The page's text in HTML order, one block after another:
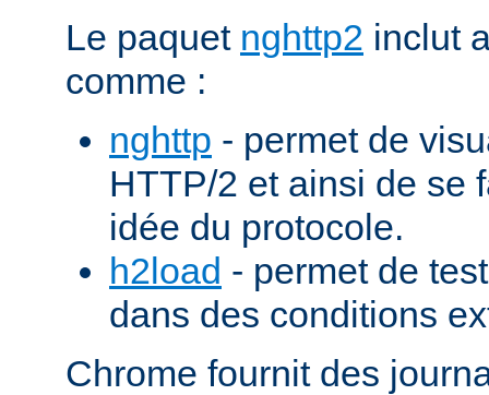
Le paquet nghttp2 inclut
comme :
nghttp - permet de
HTTP/2 et ainsi de se
idée du protocole.
h2load - permet de
dans des conditions
Chrome fournit des